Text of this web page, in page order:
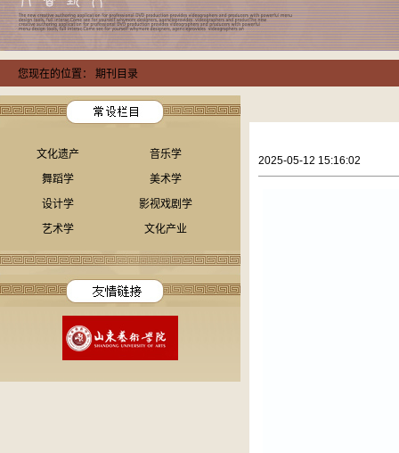
您现在的位置： 期刊目录
文化遗产
音乐学
舞蹈学
美术学
设计学
影视戏剧学
艺术学
文化产业
2025-05-12 15:16:02